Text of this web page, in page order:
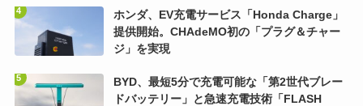
ホンダ、EV充電サービス「Honda Charge」
提供開始。CHAdeMO初の「プラグ＆チャー
ジ」を実現
BYD、最短5分で充電可能な「第2世代ブレー
ドバッテリー」と急速充電技術「FLASH